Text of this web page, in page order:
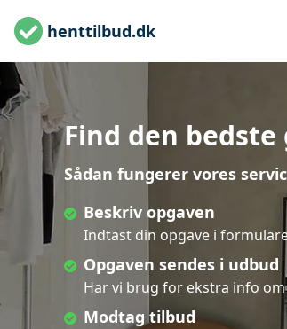
henttilbud.dk
Find den
Sådan fungerer vores
Beskriv opgaven
Indtast din opgave i
Opgaven sendes i udbud
Har vi brug for ekstra info
Modtag tilbud